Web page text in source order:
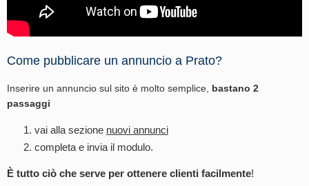
Come pubblicare un annuncio a Prato?
Inserire un annuncio sul sito è molto semplice, bastano 2
passaggi
vai alla sezione nuovi annunci
completa e invia il modulo.
È tutto ciò che serve per ottenere clienti facilmente!